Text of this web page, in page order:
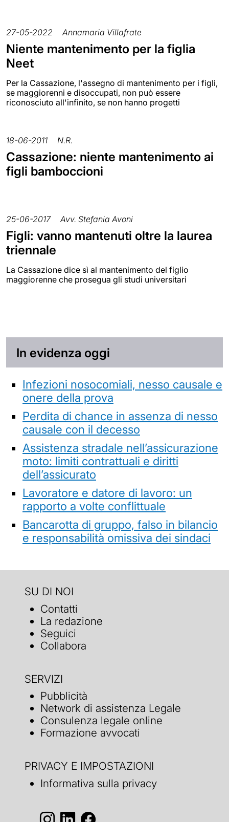
27-05-2022 Annamaria Villafrate
Niente mantenimento per la figlia
Neet
Per la Cassazione, l'assegno di mantenimento per i figli,
se maggiorenni e disoccupati, non può essere
riconosciuto all'infinito, se non hanno progetti
18-06-2011 N.R.
Cassazione: niente mantenimento ai
figli bamboccioni
25-06-2017 Avv. Stefania Avoni
Figli: vanno mantenuti oltre la laurea
triennale
La Cassazione dice sì al mantenimento del figlio
maggiorenne che prosegua gli studi universitari
In evidenza oggi
Infezioni nosocomiali, nesso causale e
onere della prova
Perdita di chance in assenza di nesso
causale con il decesso
Assistenza stradale nell’assicurazione
moto: limiti contrattuali e diritti
dell’assicurato
Lavoratore e datore di lavoro: un
rapporto a volte conflittuale
Bancarotta di gruppo, falso in bilancio
e responsabilità omissiva dei sindaci
SU DI NOI
Contatti
La redazione
Seguici
Collabora
SERVIZI
Pubblicità
Network di assistenza Legale
Consulenza legale online
Formazione avvocati
PRIVACY E IMPOSTAZIONI
Informativa sulla privacy